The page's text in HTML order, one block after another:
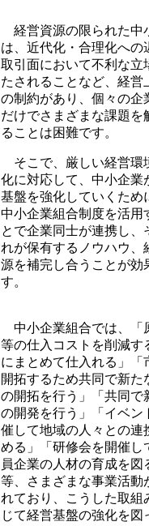
経営資源の限られた中
は、近代化・合理化への
取引面において不利な立
たされることなど、経営
の制約があり、個々の企
だけでさまざまな課題を
ることは困難です。
そこで、厳しい経営環
化に対応して、中小企業
基盤を強化していくため
中小企業組合制度を活用
とで企業同士が連携し、
れが保有するノウハウ、
源を補完し合うことが効
す。
中小企業組合では、「
等の仕入コストを削減す
にまとめて仕入れる」「
開拓するため共同で新た
の開拓を行う」「共同で
の開発を行う」「イベン
催して地域の人々との連
める」「研修会を開催し
員企業の人材の育成を図
等、さまざまな事業活動
れており、こうした取組
じて経営基盤の強化を図